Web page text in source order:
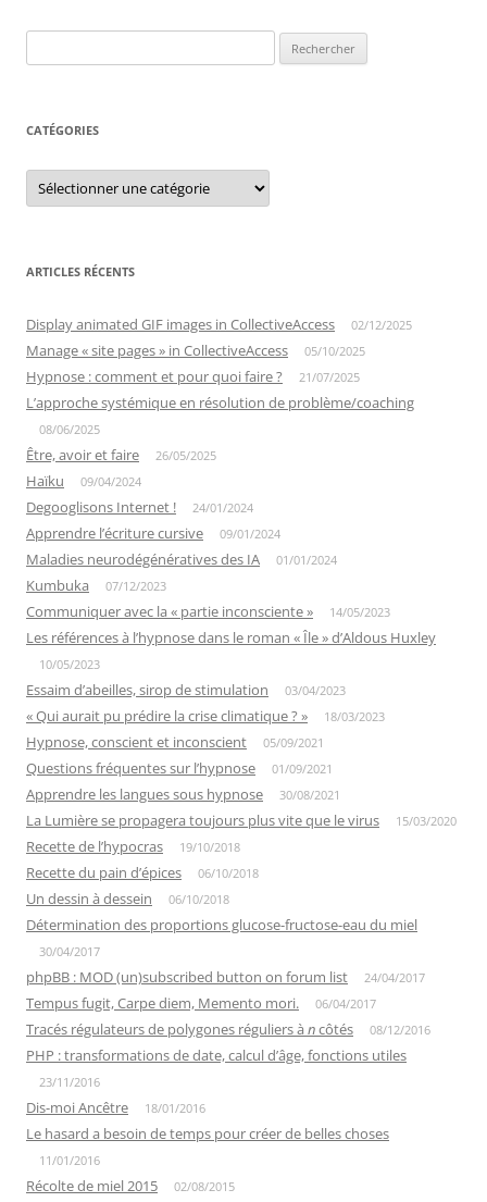
CATÉGORIES
Catégories
ARTICLES RÉCENTS
Display animated GIF images in CollectiveAccess 02/12/2025
Manage « site pages » in CollectiveAccess 05/10/2025
Hypnose : comment et pour quoi faire ? 21/07/2025
L’approche systémique en résolution de problème/coaching
08/06/2025
Être, avoir et faire 26/05/2025
Haïku 09/04/2024
Degooglisons Internet ! 24/01/2024
Apprendre l’écriture cursive 09/01/2024
Maladies neurodégénératives des IA 01/01/2024
Kumbuka 07/12/2023
Communiquer avec la « partie inconsciente » 14/05/2023
Les références à l’hypnose dans le roman « Île » d’Aldous Huxley
10/05/2023
Essaim d’abeilles, sirop de stimulation 03/04/2023
« Qui aurait pu prédire la crise climatique ? » 18/03/2023
Hypnose, conscient et inconscient 05/09/2021
Questions fréquentes sur l’hypnose 01/09/2021
Apprendre les langues sous hypnose 30/08/2021
La Lumière se propagera toujours plus vite que le virus 15/03/2020
Recette de l’hypocras 19/10/2018
Recette du pain d’épices 06/10/2018
Un dessin à dessein 06/10/2018
Détermination des proportions glucose-fructose-eau du miel
30/04/2017
phpBB : MOD (un)subscribed button on forum list 24/04/2017
Tempus fugit, Carpe diem, Memento mori. 06/04/2017
Tracés régulateurs de polygones réguliers à ncôtés 08/12/2016
PHP : transformations de date, calcul d’âge, fonctions utiles
23/11/2016
Dis-moi Ancêtre 18/01/2016
Le hasard a besoin de temps pour créer de belles choses
11/01/2016
Récolte de miel 2015 02/08/2015